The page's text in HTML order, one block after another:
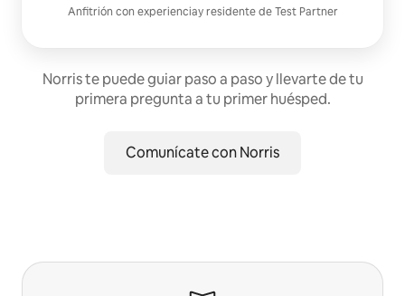
Anfitrión con experienciay residente deTest Partner
Norris te puede guiar paso a paso y llevarte de tu
primera pregunta a tu primer huésped.
Comunícate con Norris